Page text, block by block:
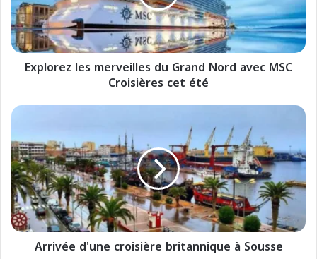
r
e
z
l
e
v
e
i
l
l
e
s
Explorez les merveilles du Grand Nord avec MSC
Croisières cet été
A
r
i
v
é
e
d
'
Arrivée d'une croisière britannique à Sousse